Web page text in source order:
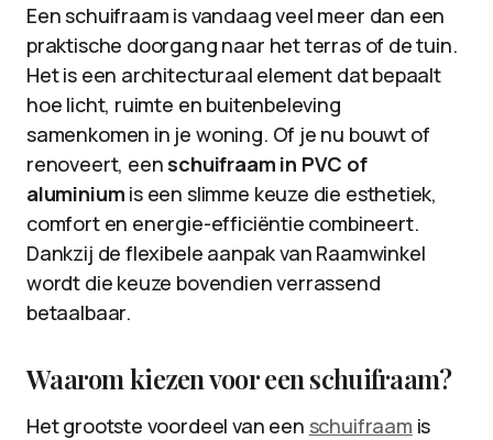
Een schuifraam is vandaag veel meer dan een
praktische doorgang naar het terras of de tuin.
Het is een architecturaal element dat bepaalt
hoe licht, ruimte en buitenbeleving
samenkomen in je woning. Of je nu bouwt of
renoveert, een schuifraam in PVC of
aluminium is een slimme keuze die esthetiek,
comfort en energie-efficiëntie combineert.
Dankzij de flexibele aanpak van Raamwinkel
wordt die keuze bovendien verrassend
betaalbaar.
Waarom kiezen voor een schuifraam?
Het grootste voordeel van een schuifraam is